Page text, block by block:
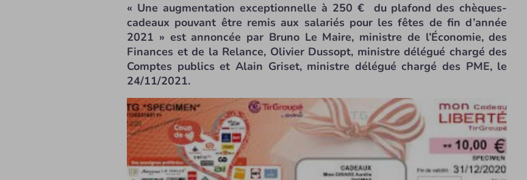
« Une augmentation exceptionnelle à 250 € du plafond des chèques-
cadeaux pouvant être remis aux salariés pour les fêtes de fin d’année
2021 » est annoncée par Bruno Le Maire, ministre de l’Économie, des
Finances et de la Relance, Olivier Dussopt, ministre délégué chargé des
Comptes publics et Alain Griset, ministre délégué chargé des PME, le
24/11/2021.